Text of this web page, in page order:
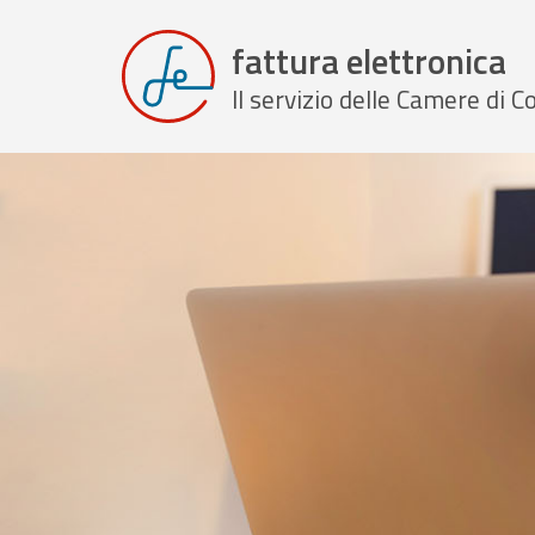
fattura elettronica
Il servizio delle Camere di